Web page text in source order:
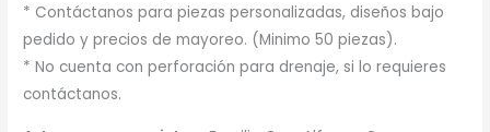
* Contáctanos para piezas personalizadas, diseños bajo
pedido y precios de mayoreo. (Minimo 50 piezas).
* No cuenta con perforación para drenaje, si lo requieres
contáctanos.